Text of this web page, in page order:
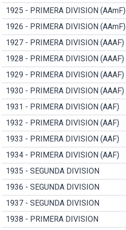
1925 - PRIMERA DIVISION (AAmF)
1926 - PRIMERA DIVISION (AAmF)
1927 - PRIMERA DIVISION (AAAF)
1928 - PRIMERA DIVISION (AAAF)
1929 - PRIMERA DIVISION (AAAF)
1930 - PRIMERA DIVISION (AAAF)
1931 - PRIMERA DIVISION (AAF)
1932 - PRIMERA DIVISION (AAF)
1933 - PRIMERA DIVISION (AAF)
1934 - PRIMERA DIVISION (AAF)
1935 - SEGUNDA DIVISION
1936 - SEGUNDA DIVISION
1937 - SEGUNDA DIVISION
1938 - PRIMERA DIVISION